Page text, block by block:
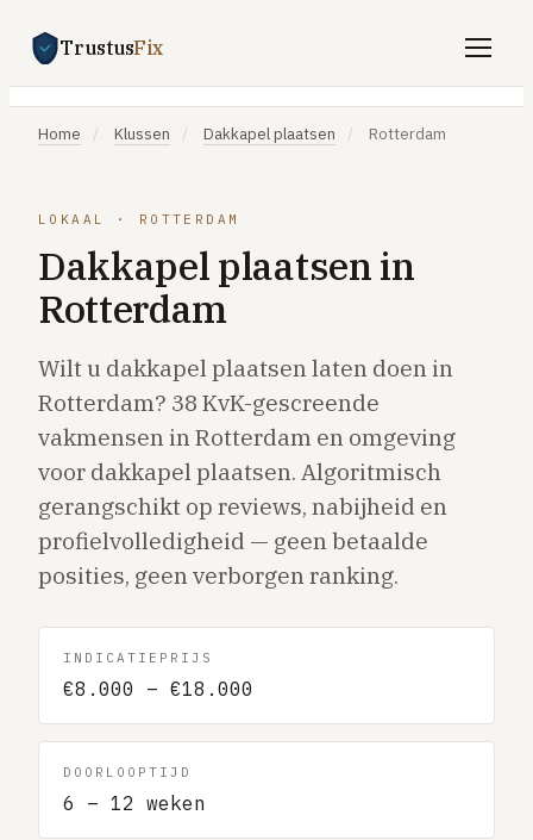
TrustusFix
Gratis offertes aanvragen
Klussen
SPOED 24/7
CV-storing
Warmtepomp-storing
Lekkage
Daklekkage
Afvoer verstopt
Gaslucht
Stroom uitgevallen
Buitengesloten
VERBOUW
Badkamer renovatie
Dakkapel plaatsen
Home / Klussen / Dakkapel plaatsen / Rotterdam
LOKAAL · ROTTERDAM
Dakkapel plaatsen in
Rotterdam
Wilt u dakkapel plaatsen laten doen in
Rotterdam? 38 KvK-gescreende
vakmensen in Rotterdam en omgeving
voor dakkapel plaatsen. Algoritmisch
gerangschikt op reviews, nabijheid en
profielvolledigheid — geen betaalde
posities, geen verborgen ranking.
INDICATIEPRIJS
€8.000 – €18.000
DOORLOOPTIJD
6 – 12 weken